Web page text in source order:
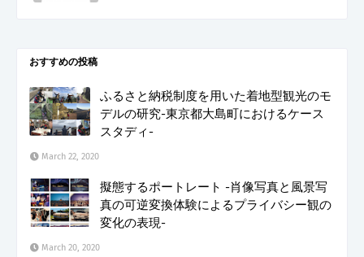
おすすめの投稿
ふるさと納税制度を用いた着地型観光のモ
デルの研究-東京都大島町におけるケース
スタディ-
March 22, 2020
擬態するポートレート -肖像写真と風景写
真の可逆変換体験によるプライバシー観の
変化の表現-
March 20, 2020